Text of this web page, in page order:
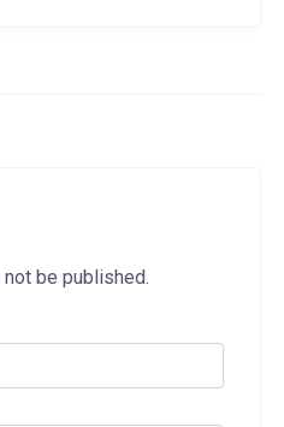
be published.